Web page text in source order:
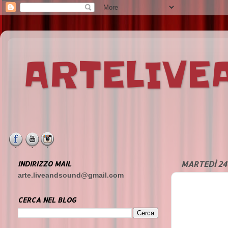
MARTEDÌ
INDIRIZZO MAIL
arte.liveandsound@gmail.com
CERCA NEL BLOG